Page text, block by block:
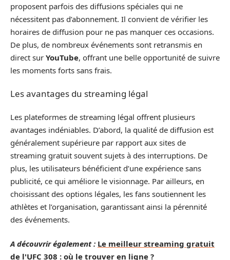
proposent parfois des diffusions spéciales qui ne
nécessitent pas d’abonnement. Il convient de vérifier les
horaires de diffusion pour ne pas manquer ces occasions.
De plus, de nombreux événements sont retransmis en
direct sur YouTube, offrant une belle opportunité de suivre
les moments forts sans frais.
Les avantages du streaming légal
Les plateformes de streaming légal offrent plusieurs
avantages indéniables. D’abord, la qualité de diffusion est
généralement supérieure par rapport aux sites de
streaming gratuit souvent sujets à des interruptions. De
plus, les utilisateurs bénéficient d’une expérience sans
publicité, ce qui améliore le visionnage. Par ailleurs, en
choisissant des options légales, les fans soutiennent les
athlètes et l’organisation, garantissant ainsi la pérennité
des événements.
A découvrir également : Le meilleur streaming gratuit
de l'UFC 308 : où le trouver en ligne ?